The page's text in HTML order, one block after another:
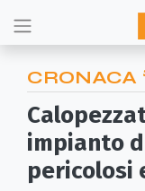
CRONACA
impianto
pericolosi